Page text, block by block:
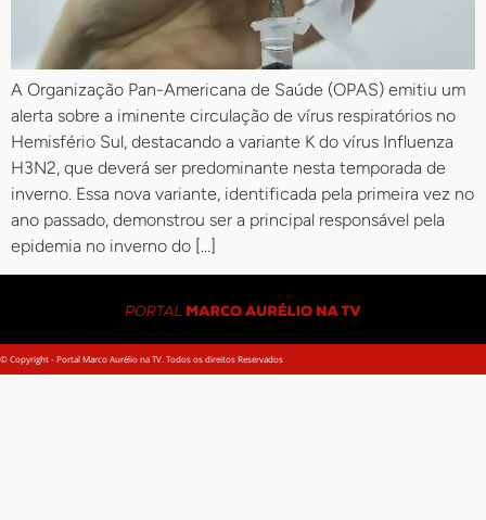
A Organização Pan-Americana de Saúde (OPAS) emitiu um
alerta sobre a iminente circulação de vírus respiratórios no
Hemisfério Sul, destacando a variante K do vírus Influenza
H3N2, que deverá ser predominante nesta temporada de
inverno. Essa nova variante, identificada pela primeira vez no
ano passado, demonstrou ser a principal responsável pela
epidemia no inverno do […]
© Copyright - Portal Marco Aurélio na TV. Todos os direitos Reservados